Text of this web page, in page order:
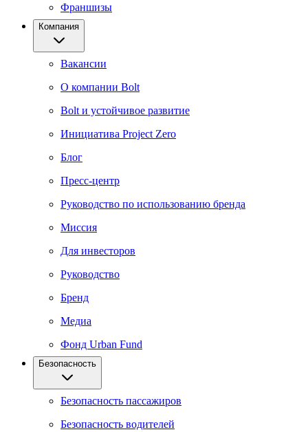
Франшизы
Компания
Вакансии
О компании Bolt
Bolt и устойчивое развитие
Инициатива Project Zero
Блог
Пресс-центр
Руководство по использованию бренда
Миссия
Для инвесторов
Руководство
Бренд
Медиа
Фонд Urban Fund
Безопасность
Безопасность пассажиров
Безопасность водителей